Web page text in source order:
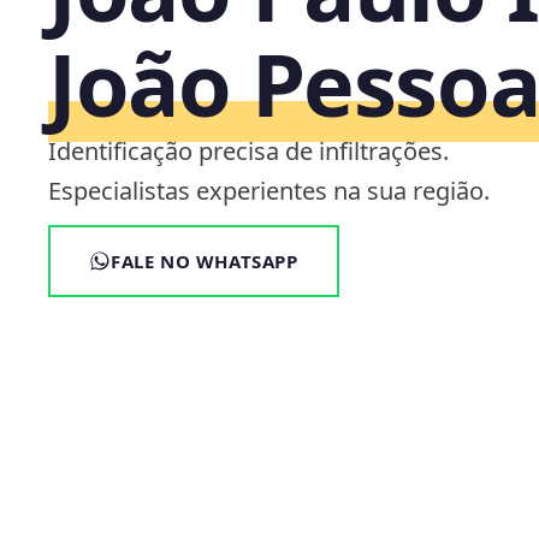
João
Identificação precisa de infiltrações.
Especialistas experientes na sua região.
FALE NO WHATSAPP